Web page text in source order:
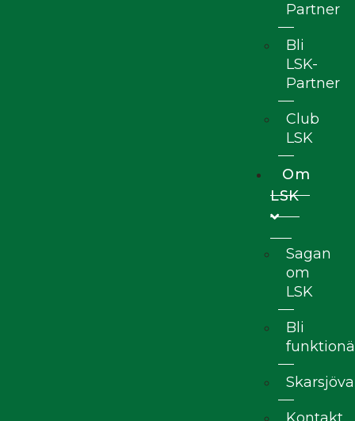
Partner
Bli
LSK-
Partner
Club
LSK
Om
LSK
Sagan
om
LSK
Bli